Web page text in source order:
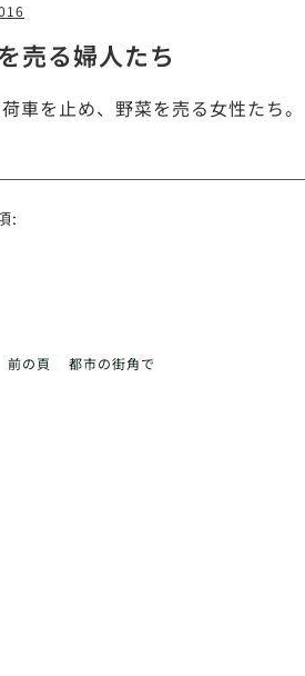
売る婦人たち
車を止め、野菜を売る女性たち。
:
前の頁 都市の街角で